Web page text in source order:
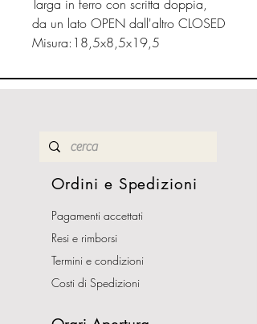
Targa in ferro con scritta doppia,
da un lato OPEN dall'altro CLOSED
Misura:18,5x8,5x19,5
Ordini e Spedizioni
Pagamenti accettati
Resi e rimborsi
Termini e condizioni
Costi di Spedizioni